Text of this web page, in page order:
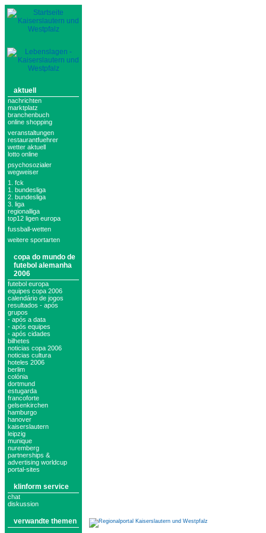
aktuell
nachrichten
marktplatz
branchenbuch
online shopping
veranstaltungen
restaurantfuehrer
wetter aktuell
lotto online
psychosozialer
wegweiser
1. fck
1. bundesliga
2. bundesliga
3. liga
regionalliga
top12 ligen europa
fussball-wetten
weitere sportarten
copa do mundo de
futebol alemanha
2006
futebol europa
equipes copa 2006
calendário de jogos
resultados - após
grupos
- após a data
- após equipes
- após cidades
bilhetes
noticias copa 2006
noticias cultura
hoteles 2006
berlim
colónia
dortmund
estugarda
francoforte
gelsenkirchen
hamburgo
hanover
kaiserslautern
leipzig
munique
nuremberg
partnerships &
advertising worldcup
portal-sites
klinform service
chat
diskussion
verwandte themen